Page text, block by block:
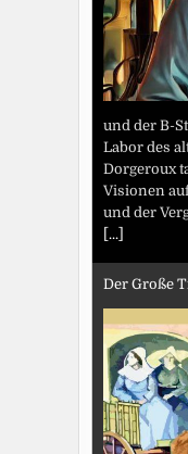
und der B-
Labor des
Dorgeroux
Visionen
und der
[...]
Der Große